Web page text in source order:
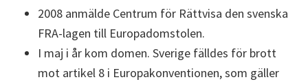
2008 anmälde Centrum för Rättvisa den svenska
FRA-lagen till Europadomstolen.
I maj i år kom domen. Sverige fälldes för brott
mot artikel 8 i Europakonventionen, som gäller